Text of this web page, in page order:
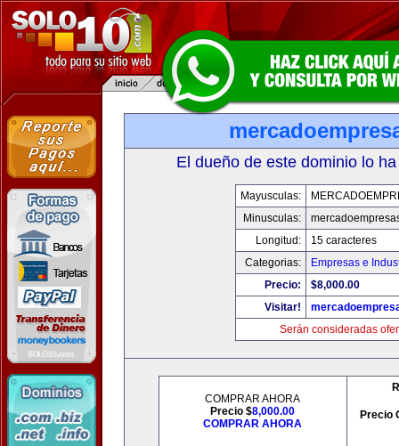
El dueño de este dominio lo
Mayusculas:
Minusculas:
Longitud:
15 caracteres
Categorias:
Empresas e
Precio:
$8,000.00
Visitar!
Serán consideradas
COMPRAR AHORA
Precio $8,000.00
COMPRAR AHORA
Precio